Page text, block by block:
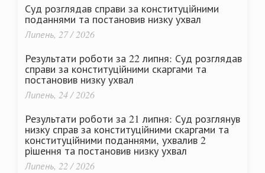
Суд розглядав справи за конституційними
поданнями та постановив низку ухвал
Липень, 27 / 2026
Результати роботи за 22 липня: Суд розглядав
справи за конституційними скаргами та
постановив низку ухвал
Липень, 24 / 2026
Результати роботи за 21 липня: Суд розглянув
низку справ за конституційними скаргами та
конституційними поданнями, ухвалив 2
рішення та постановив низку ухвал
Липень, 22 / 2026